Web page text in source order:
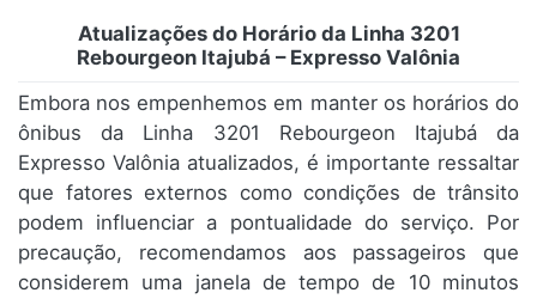
Atualizações do Horário da Linha 3201
Rebourgeon Itajubá – Expresso Valônia
Embora nos empenhemos em manter os horários do
ônibus da Linha 3201 Rebourgeon Itajubá da
Expresso Valônia atualizados, é importante ressaltar
que fatores externos como condições de trânsito
podem influenciar a pontualidade do serviço. Por
precaução, recomendamos aos passageiros que
considerem uma janela de tempo de 10 minutos